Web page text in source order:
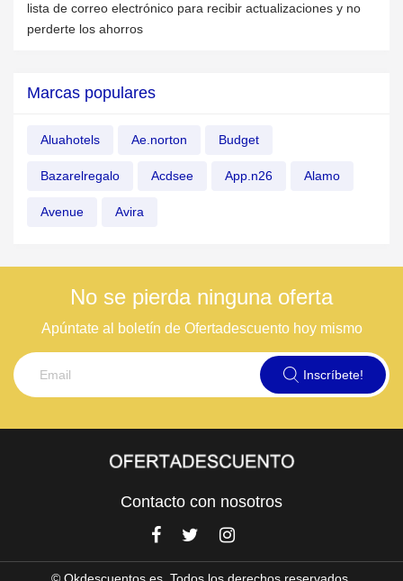
lista de correo electrónico para recibir actualizaciones y no
perderte los ahorros
Marcas populares
Aluahotels Ae.norton Budget
Bazarelregalo Acdsee App.n26 Alamo
Avenue Avira
No se pierda ninguna oferta
Apúntate al boletín de Ofertadescuento hoy mismo
Inscríbete!
Contacto con nosotros